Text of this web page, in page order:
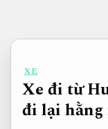
nội
dungXE
Xe đi từ
đi lại hằng